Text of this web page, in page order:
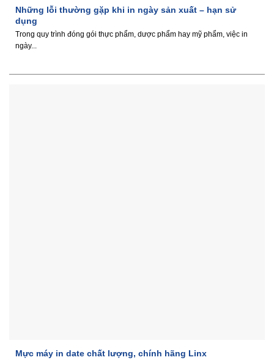
Những lỗi thường gặp khi in ngày sản xuất – hạn sử
dụng
Trong quy trình đóng gói thực phẩm, dược phẩm hay mỹ phẩm, việc in
ngày...
Mực máy in date chất lượng, chính hãng Linx